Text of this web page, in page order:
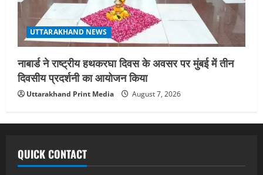
UTTARAKHAND NEWS
नाबार्ड ने राष्ट्रीय हथकरघा दिवस के अवसर पर मुंबई में तीन
दिवसीय प्रदर्शनी का आयोजन किया
Uttarakhand Print Media August 7, 2026
QUICK CONTACT